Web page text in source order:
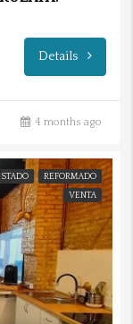
Details
4 months ago
REFORMADO
VENTA